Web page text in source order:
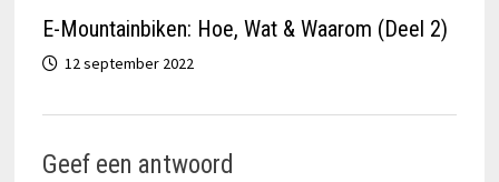
E-Mountainbiken: Hoe, Wat & Waarom (Deel 2)
12 september 2022
Geef een antwoord